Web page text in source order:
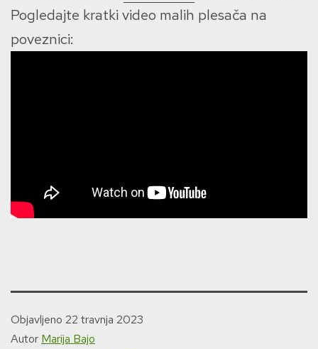
Pogledajte kratki video malih plesača na
poveznici:
Objavljeno 22 travnja 2023
Autor Marija Bajo